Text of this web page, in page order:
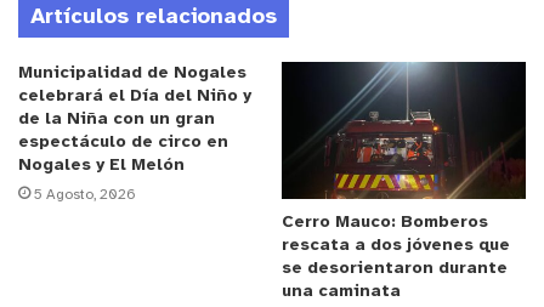
sectores y espacios educativos en Montedónico,
que hasta hace algún tiempo fue foco permanente
de problemas que afectaban a las comunidades
estudiantiles.
Daslav Mihovilovic, Director Ejecutivo de SLEP,
detalló la importancia de fortalecer las
coordinaciones y seguridad en los territorios.
“Necesitamos y estamos trabajando por un verano
Artículos relacionados
Municipalidad de Nogales
celebrará el Día del Niño y
de la Niña con un gran
espectáculo de circo en
Nogales y El Melón
5 Agosto, 2026
Cerro Mauco: Bomberos
rescata a dos jóvenes que
se desorientaron durante
una caminata